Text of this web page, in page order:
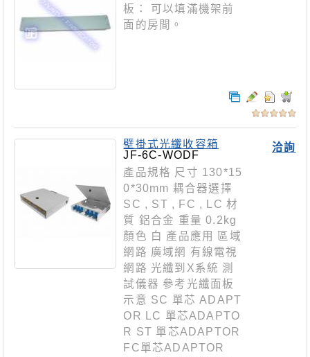
板： 可以填滿機架前
面的房間。
洽詢
壁掛式光纖收容箱
JF-6C-WODF
產品規格 尺寸 130*15
0*30mm 耦合器選擇
SC , ST , FC , LC 材
質 鋁合金 重量 0.2kg
顏色 白 產品應用 區域
網路 廣域網 有線電視
網路 光纖到X系統 測
試儀器 參考光纖面板
示意 SC 單芯 ADAPT
OR LC 單芯ADAPTO
R ST 單芯ADAPTOR
FC單芯ADAPTOR